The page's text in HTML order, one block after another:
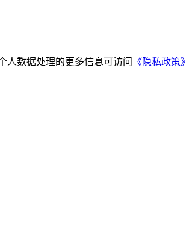
人数据处理的更多信息可访问 《隐私政策》